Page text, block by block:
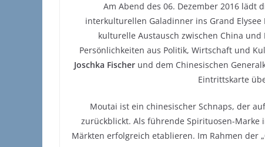
Am Abend des 06. Dezember 2016 lädt
interkulturellen Galadinner ins Grand
kulturelle Austausch zwischen China
Persönlichkeiten aus Politik, Wirtschaft und
Joschka Fischer und dem Chinesischen
Eintrittskarte
Moutai ist ein chinesischer Schnaps, der
zurückblickt. Als führende Spirituosen-
Märkten erfolgreich etablieren. Im Rahmen der